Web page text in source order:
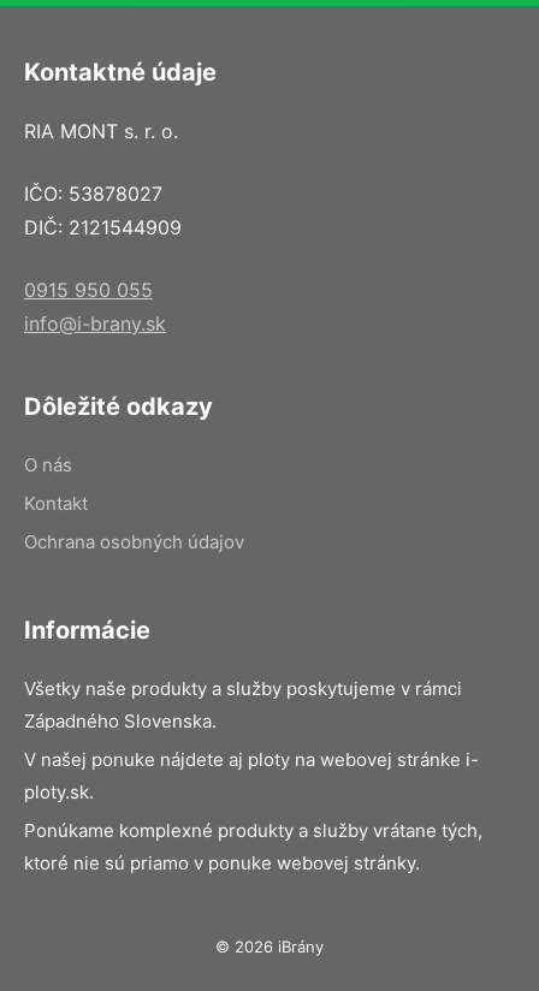
Kontaktné údaje
RIA MONT s. r. o.
IČO: 53878027
DIČ: 2121544909
0915 950 055
info@i-brany.sk
Dôležité odkazy
O nás
Kontakt
Ochrana osobných údajov
Informácie
Všetky naše produkty a služby poskytujeme v rámci
Západného Slovenska.
V našej ponuke nájdete aj ploty na webovej stránke i-
ploty.sk.
Ponúkame komplexné produkty a služby vrátane tých,
ktoré nie sú priamo v ponuke webovej stránky.
© 2026 iBrány